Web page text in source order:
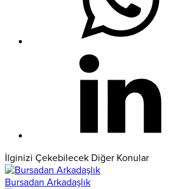
İlginizi Çekebilecek Diğer Konular
Bursadan Arkadaşlık